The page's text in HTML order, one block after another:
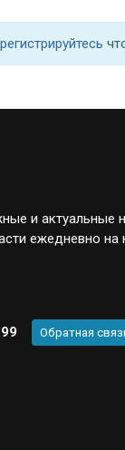
и актуальные
ежедневно на
Обратная